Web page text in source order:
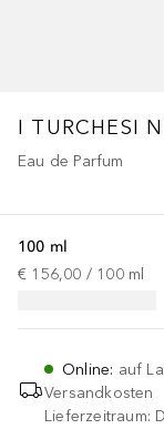
I TURCHESI
Eau de Parfum
100 ml
€ 156,00 / 100 ml
Online: auf
Versandkosten
Lieferzeitraum: